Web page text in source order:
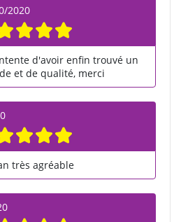
2020
d'avoir enfin trouvé un
et de qualité, merci
très agréable